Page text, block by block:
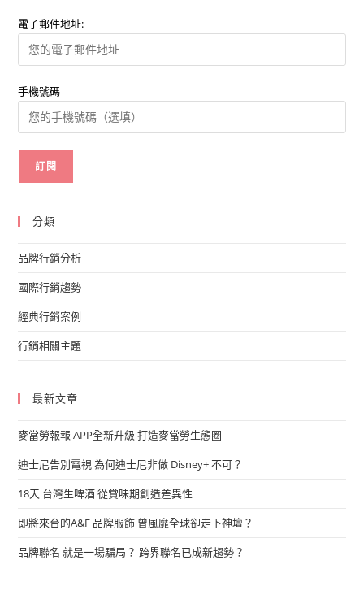
電子郵件地址:
手機號碼
分類
品牌行銷分析
國際行銷趨勢
經典行銷案例
行銷相關主題
最新文章
麥當勞報報 APP全新升級 打造麥當勞生態圈
迪士尼告別電視 為何迪士尼非做 Disney+ 不可？
18天 台灣生啤酒 從賞味期創造差異性
即將來台的A&F 品牌服飾 曾風靡全球卻走下神壇？
品牌聯名 就是一場騙局？ 跨界聯名已成新趨勢？